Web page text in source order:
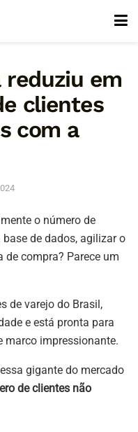
reduziu em
clientes
com a
o número de
de dados, agilizar o
de compra? Parece um
de varejo do Brasil,
e está pronta para
marco impressionante.
gigante do mercado
de clientes não